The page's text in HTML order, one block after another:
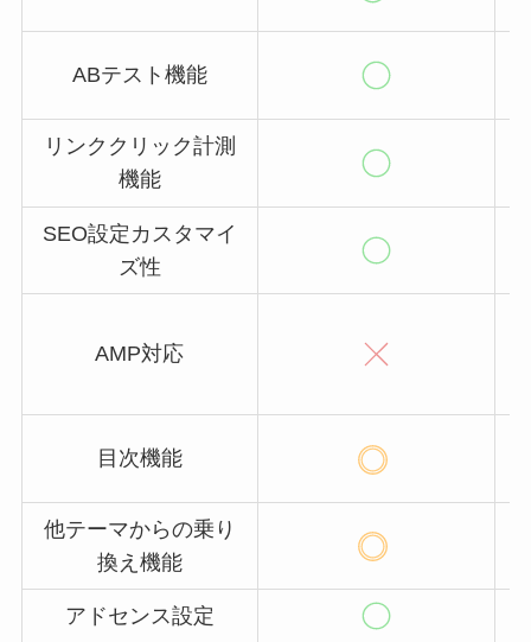
ABテスト機能
リンククリック計測
機能
SEO設定カスタマイ
ズ性
AMP対応
目次機能
他テーマからの乗り
換え機能
アドセンス設定